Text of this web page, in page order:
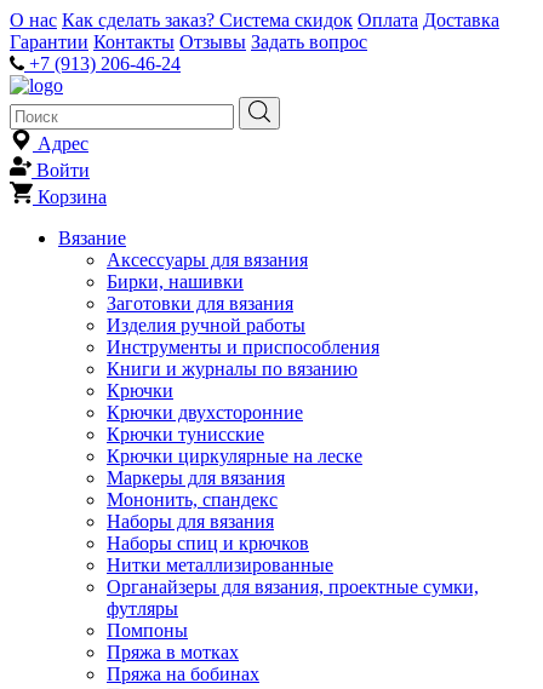
О нас Как сделать заказ? Система скидок Оплата Доставка
Гарантии Контакты Отзывы Задать вопрос
+7 (913) 206-46-24
Адрес
Войти
Корзина
Вязание
Аксессуары для вязания
Бирки, нашивки
Заготовки для вязания
Изделия ручной работы
Инструменты и приспособления
Книги и журналы по вязанию
Крючки
Крючки двухсторонние
Крючки тунисские
Крючки циркулярные на леске
Маркеры для вязания
Мононить, спандекс
Наборы для вязания
Наборы спиц и крючков
Нитки металлизированные
Органайзеры для вязания, проектные сумки,
футляры
Помпоны
Пряжа в мотках
Пряжа на бобинах